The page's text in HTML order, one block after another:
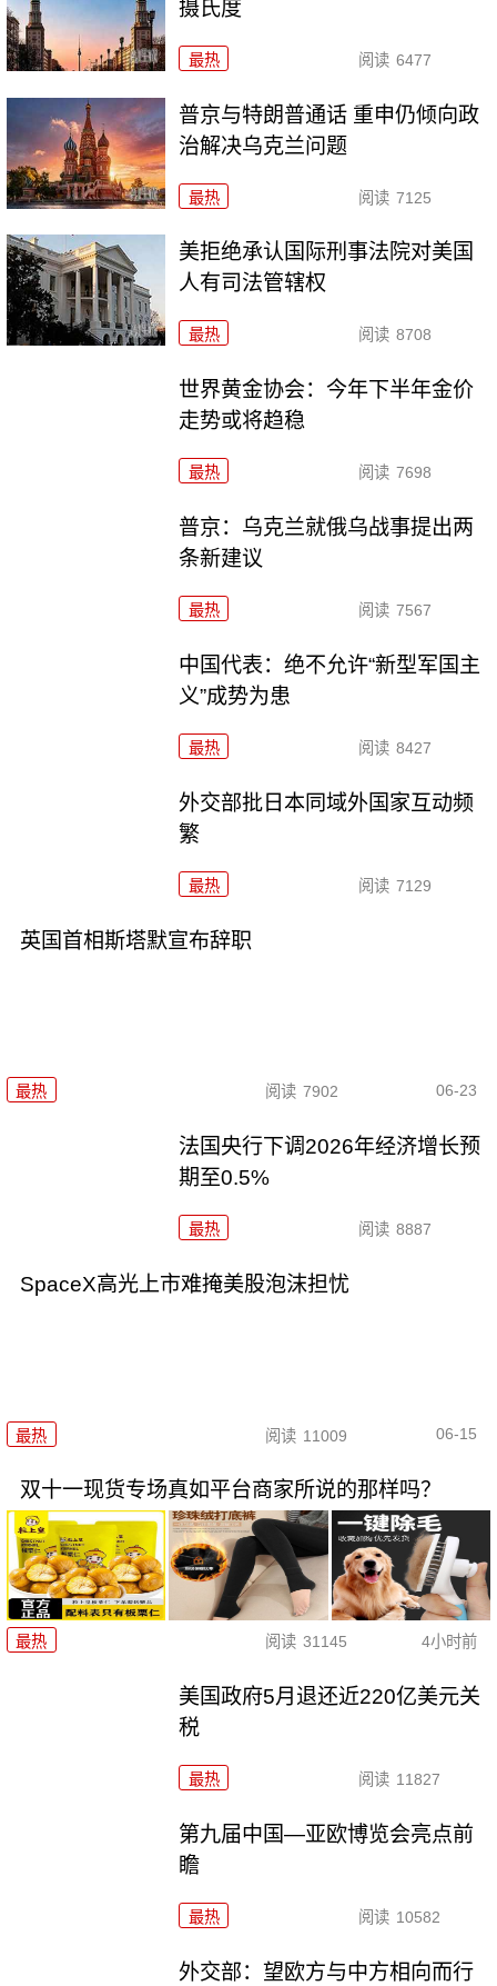
摄氏度
最热 阅读 6477
普京与特朗普通话 重申仍倾向政
治解决乌克兰问题
最热 阅读 7125
美拒绝承认国际刑事法院对美国
人有司法管辖权
最热 阅读 8708
世界黄金协会：今年下半年金价
走势或将趋稳
最热 阅读 7698
普京：乌克兰就俄乌战事提出两
条新建议
最热 阅读 7567
中国代表：绝不允许“新型军国主
义”成势为患
最热 阅读 8427
外交部批日本同域外国家互动频
繁
最热 阅读 7129
英国首相斯塔默宣布辞职
最热 阅读 7902 06-23
法国央行下调2026年经济增长预
期至0.5%
最热 阅读 8887
SpaceX高光上市难掩美股泡沫担忧
最热 阅读 11009 06-15
双十一现货专场真如平台商家所说的那样吗？
最热 阅读 31145 4小时前
美国政府5月退还近220亿美元关
税
最热 阅读 11827
第九届中国—亚欧博览会亮点前
瞻
最热 阅读 10582
外交部：望欧方与中方相向而行